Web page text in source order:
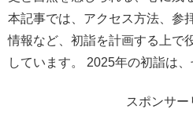
本記事では、アクセス方法、参
情報など、初詣を計画する上で
しています。 2025年の初詣は
スポンサー